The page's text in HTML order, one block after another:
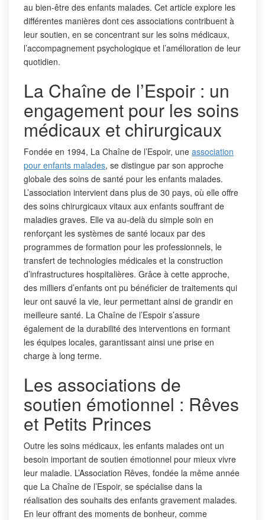
au bien-être des enfants malades. Cet article explore les
différentes manières dont ces associations contribuent à
leur soutien, en se concentrant sur les soins médicaux,
l’accompagnement psychologique et l’amélioration de leur
quotidien.
La Chaîne de l’Espoir : un
engagement pour les soins
médicaux et chirurgicaux
Fondée en 1994, La Chaîne de l’Espoir, une association
pour enfants malades, se distingue par son approche
globale des soins de santé pour les enfants malades.
L’association intervient dans plus de 30 pays, où elle offre
des soins chirurgicaux vitaux aux enfants souffrant de
maladies graves. Elle va au-delà du simple soin en
renforçant les systèmes de santé locaux par des
programmes de formation pour les professionnels, le
transfert de technologies médicales et la construction
d’infrastructures hospitalières. Grâce à cette approche,
des milliers d’enfants ont pu bénéficier de traitements qui
leur ont sauvé la vie, leur permettant ainsi de grandir en
meilleure santé. La Chaîne de l’Espoir s’assure
également de la durabilité des interventions en formant
les équipes locales, garantissant ainsi une prise en
charge à long terme.
Les associations de
soutien émotionnel : Rêves
et Petits Princes
Outre les soins médicaux, les enfants malades ont un
besoin important de soutien émotionnel pour mieux vivre
leur maladie. L’Association Rêves, fondée la même année
que La Chaîne de l’Espoir, se spécialise dans la
réalisation des souhaits des enfants gravement malades.
En leur offrant des moments de bonheur, comme